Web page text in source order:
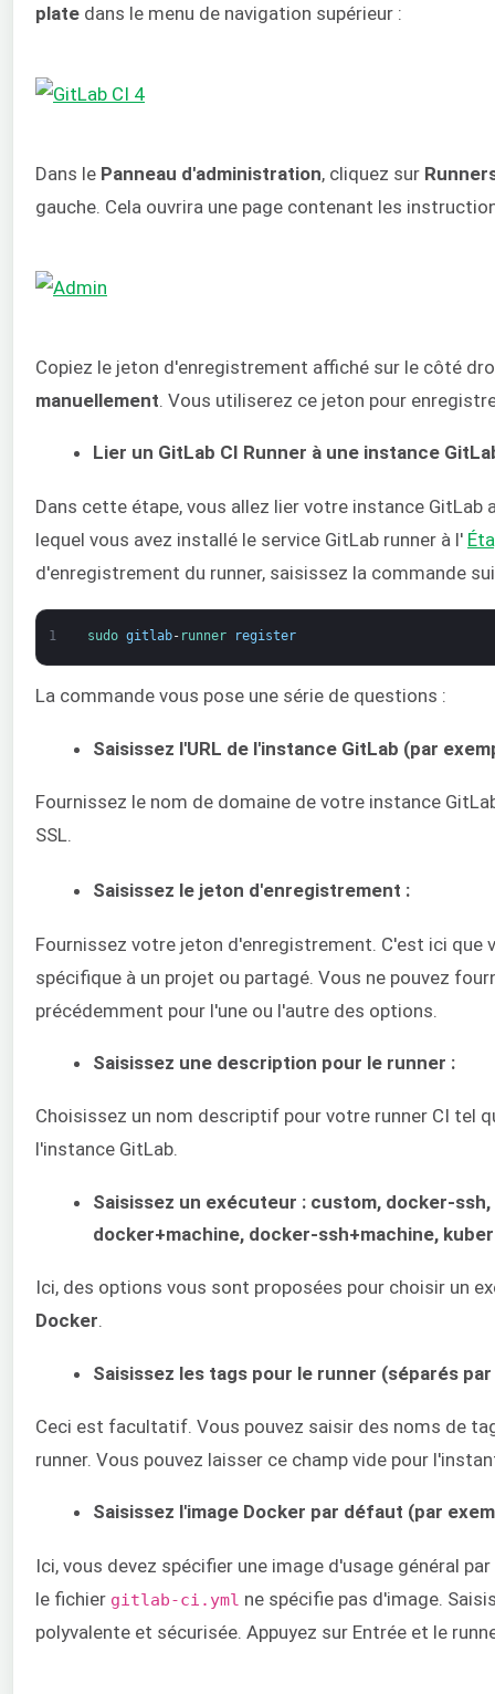
plate dans le menu de navigation supérieur :
Dans le Panneau d'administration, cliquez sur
gauche. Cela ouvrira une page contenant les
Copiez le jeton d'enregistrement affiché sur le côté
manuellement . Vous utiliserez ce jeton pour
Lier un GitLab CI Runner à une instance
Dans cette étape, vous allez lier votre instance GitLab
lequel vous avez installé le service GitLab runner à l'
d'enregistrement du runner, saisissez la commande
1 sudo gitlab- runner register
La commande vous pose une série de questions :
Saisissez l'URL de l'instance GitLab (par
Fournissez le nom de domaine de votre instance
SSL.
Saisissez le jeton d'enregistrement :
Fournissez votre jeton d'enregistrement. C'est ici que
spécifique à un projet ou partagé. Vous ne pouvez
précédemment pour l'une ou l'autre des options.
Saisissez une description pour le runner :
Choisissez un nom descriptif pour votre runner CI tel
l'instance GitLab.
Saisissez un exécuteur : custom, docker-
docker+machine, docker-ssh+machine,
Ici, des options vous sont proposées pour choisir un
Docker.
Saisissez les tags pour le runner (séparés
Ceci est facultatif. Vous pouvez saisir des noms de
runner. Vous pouvez laisser ce champ vide pour
Saisissez l'image Docker par défaut (par
Ici, vous devez spécifier une image d'usage général
le fichier gitlab-ci.yml ne spécifie pas d'image.
polyvalente et sécurisée. Appuyez sur Entrée et le